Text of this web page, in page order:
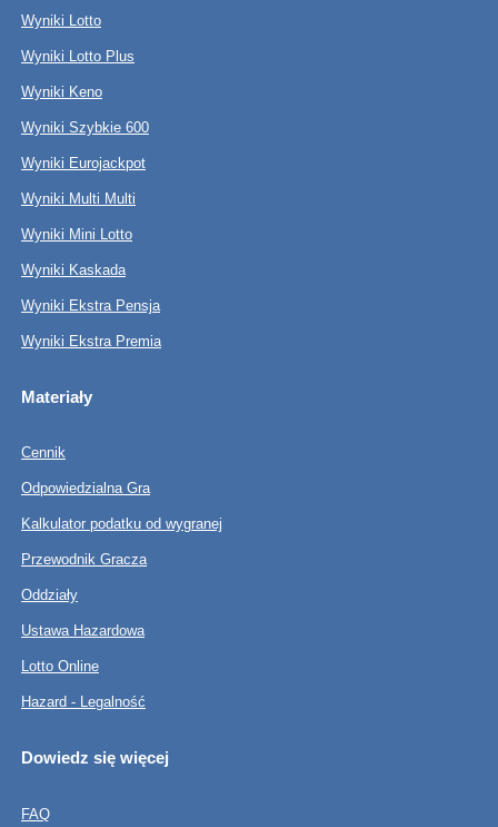
Wyniki Lotto
Wyniki Lotto Plus
Wyniki Keno
Wyniki Szybkie 600
Wyniki Eurojackpot
Wyniki Multi Multi
Wyniki Mini Lotto
Wyniki Kaskada
Wyniki Ekstra Pensja
Wyniki Ekstra Premia
Materiały
Cennik
Odpowiedzialna Gra
Kalkulator podatku od wygranej
Przewodnik Gracza
Oddziały
Ustawa Hazardowa
Lotto Online
Hazard - Legalność
Dowiedz się więcej
FAQ